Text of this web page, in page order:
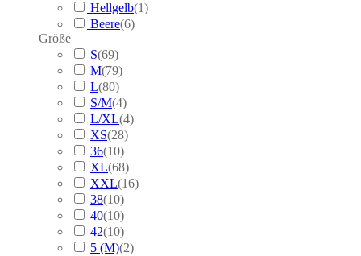
Hellgelb(1)
Beere(6)
Größe
S(69)
M(79)
L(80)
S/M(4)
L/XL(4)
XS(28)
36(10)
XL(68)
XXL(16)
38(10)
40(10)
42(10)
5 (M)(2)